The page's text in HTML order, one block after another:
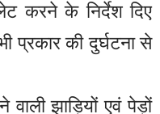
करने के निर्देश दिए
प्रकार की दुर्घटना से
वाली झाड़ियों एवं पेड़ों